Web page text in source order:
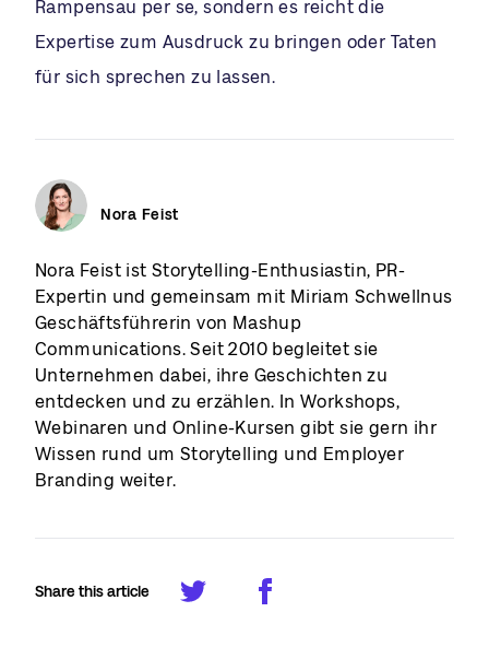
Rampensau per se, sondern es reicht die
Expertise zum Ausdruck zu bringen oder Taten
für sich sprechen zu lassen.
Nora Feist
Nora Feist ist Storytelling-Enthusiastin, PR-
Expertin und gemeinsam mit Miriam Schwellnus
Geschäftsführerin von Mashup
Communications. Seit 2010 begleitet sie
Unternehmen dabei, ihre Geschichten zu
entdecken und zu erzählen. In Workshops,
Webinaren und Online-Kursen gibt sie gern ihr
Wissen rund um Storytelling und Employer
Branding weiter.
Share this article